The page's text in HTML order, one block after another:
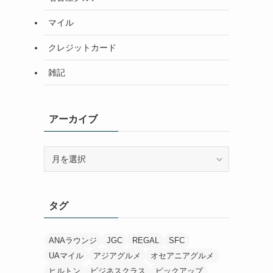
マイル
クレジットカード
雑記
アーカイブ
ブタグ
ANAラウンジ JGC REGAL
SFC
UAマイル
アジアグルメ
オセアニアグルメ
ヒルトン
ビジネスクラス ピックアップ